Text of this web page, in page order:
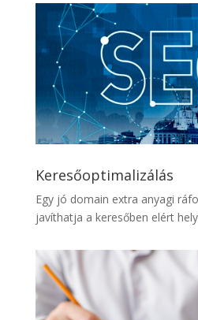
Keresőoptimalizálás
Egy jó domain extra anyagi
javíthatja a keresőben elért